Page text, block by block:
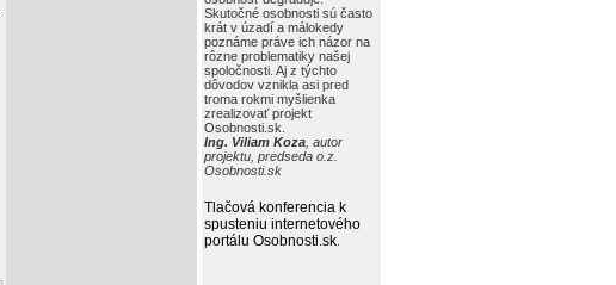
Skutočné osobnosti sú často
krát v úzadí a málokedy
poznáme práve ich názor na
rôzne problematiky našej
spoločnosti. Aj z týchto
dôvodov vznikla asi pred
troma rokmi myšlienka
zrealizovať projekt
Osobnosti.sk.
Ing. Viliam Koza , autor
projektu, predseda o.z.
Osobnosti.sk
Tlačová konferencia k
spusteniu internetového
portálu Osobnosti.sk